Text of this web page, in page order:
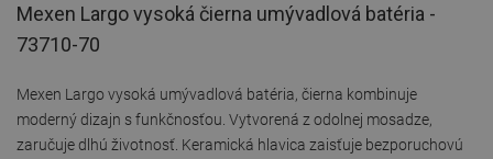
Mexen Largo vysoká čierna umývadlová batéria -
73710-70
Mexen Largo vysoká umývadlová batéria, čierna kombinuje
moderný dizajn s funkčnosťou. Vytvorená z odolnej mosadze,
zaručuje dlhú životnosť. Keramická hlavica zaisťuje bezporuchovú